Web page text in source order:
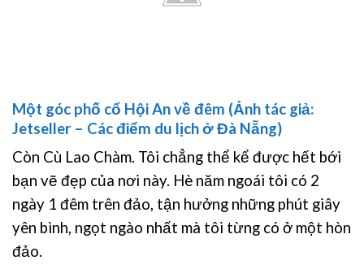
Một góc phố cổ Hội An về đêm (Ảnh tác giả:
Jetseller – Các điểm du lịch ở Đà Nẵng)
Còn Cù Lao Chàm. Tôi chẳng thể kể được hết bới
bạn vẽ đẹp của nơi này. Hè năm ngoái tôi có 2
ngày 1 đêm trên đảo, tận hưởng những phút giây
yên bình, ngọt ngào nhất mà tôi từng có ở một hòn
đảo.